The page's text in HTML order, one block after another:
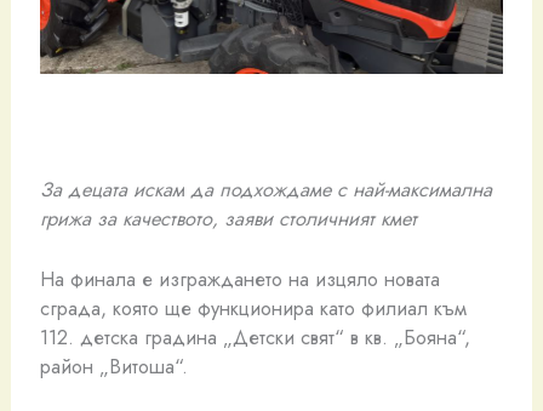
За децата искам да подхождаме с най-максимална
грижа за качеството, заяви столичният кмет
На финала е изграждането на изцяло новата
сграда, която ще функционира като филиал към
112. детска градина „Детски свят“ в кв. „Бояна“,
район „Витоша“.